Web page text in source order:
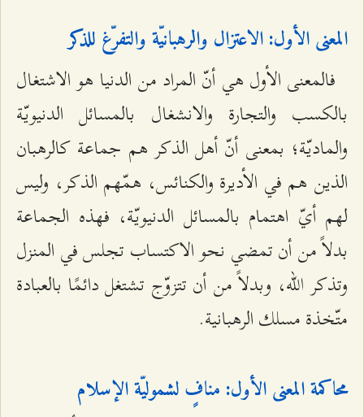
المعنى الأول: الاعتزال والرهبانيّة والتفرّغ للذكر
فالمعنى الأول هي أنّ المراد من الدنيا هو الاشتغال
بالكسب والتجارة والانشغال بالمسائل الدنيويّة
والماديّة؛ بمعنى أنّ أهل الذكر هم جماعة كالرهبان
الذين هم في الأديرة والكنائس، همّهم الذكر، وليس
لهم أيّ اهتمام بالمسائل الدنيويّة، فهذه الجماعة
بدلاً من أن تمضي نحو الاكتساب تجلس في المنزل
وتذكر الله، وبدلاً من أن تتزوّج تشتغل دائمًا بالعبادة
متّخذة مسلك الرهبانية.
محاكمة المعنى الأول: منافٍ لشموليّة الإسلام